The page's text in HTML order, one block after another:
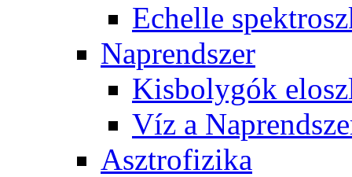
Echel­le
Nap­rend­szer
Kis­boly­gók
Víz a
Aszt­ro­fi­zi­ka